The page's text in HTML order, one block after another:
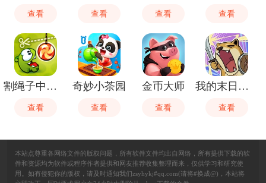
查看 查看 查看 查看
割绳子中文版
查看
奇妙小茶园
查看
金币大师
查看
我的末日校园海斗
查看
本站点尊重各网络文件的版权问题，所有软件文件均出自网络，所有提供下载的软
件和资源均为软件或程序作者提供和网友推荐收集整理而来，仅供学习和研究使
用。如有侵犯你的版权，请及时通知我们zsyhykj#qq.com(请将#换成@)，本站将